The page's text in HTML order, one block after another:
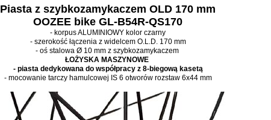
Piasta z szybkozamykaczem OLD 170 mm
OOZEE bike GL-B54R-QS170
- korpus ALUMINIOWY kolor czarny
- szerokość łączenia z widelcem O.L.D. 170 mm
- oś stalowa Ø 10 mm z szybkozamykaczem
ŁOŻYSKA MASZYNOWE
- piasta dedykowana do współpracy z 8-biegową kasetą
- mocowanie tarczy hamulcowej IS 6 otworów rozstaw 6x44 mm